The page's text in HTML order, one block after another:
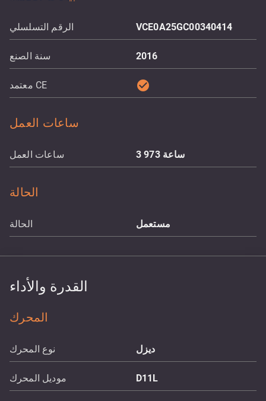
الرقم التسلسلي VCE0A25GC00340414
سنة الصنع 2016
معتمد CE check_circle
ساعات العمل
ساعات العمل 3 973 ساعة
الحالة
الحالة مستعمل
القدرة والأداء
المحرك
نوع المحرك ديزل
موديل المحرك D11L